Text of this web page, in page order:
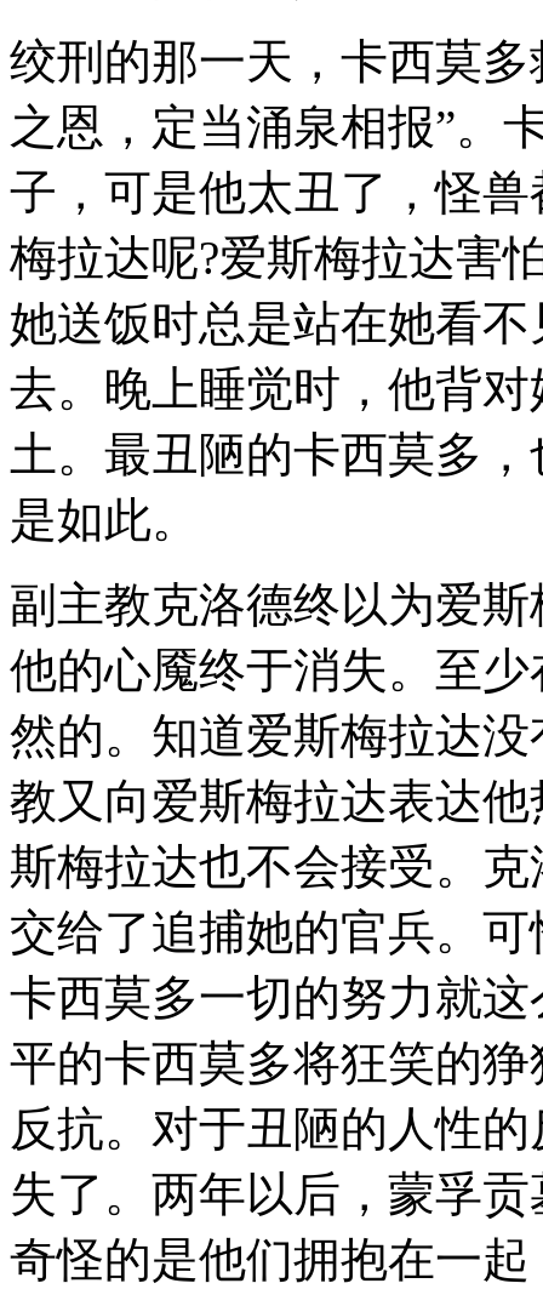
绞刑的那一天，卡西莫
之恩，定当涌泉相报”。
子，可是他太丑了，怪
梅拉达呢?爱斯梅拉达害
她送饭时总是站在她看
去。晚上睡觉时，他背
土。最丑陋的卡西莫多
是如此。
副主教克洛德终以为爱
他的心魇终于消失。至
然的。知道爱斯梅拉达
教又向爱斯梅拉达表达
斯梅拉达也不会接受。
交给了追捕她的官兵。
卡西莫多一切的努力就
平的卡西莫多将狂笑的
反抗。对于丑陋的人性
失了。两年以后，蒙孚
奇怪的是他们拥抱在一